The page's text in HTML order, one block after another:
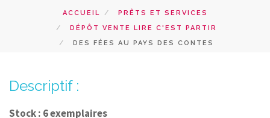
RESSOURCES ET SERVICES
RECHERCHER
CONTACT
ACCUEIL
PRÊTS ET SERVICES
DÉPÔT VENTE LIRE C'EST PARTIR
DES FÉES AU PAYS DES CONTES
Descriptif :
Stock : 6 exemplaires